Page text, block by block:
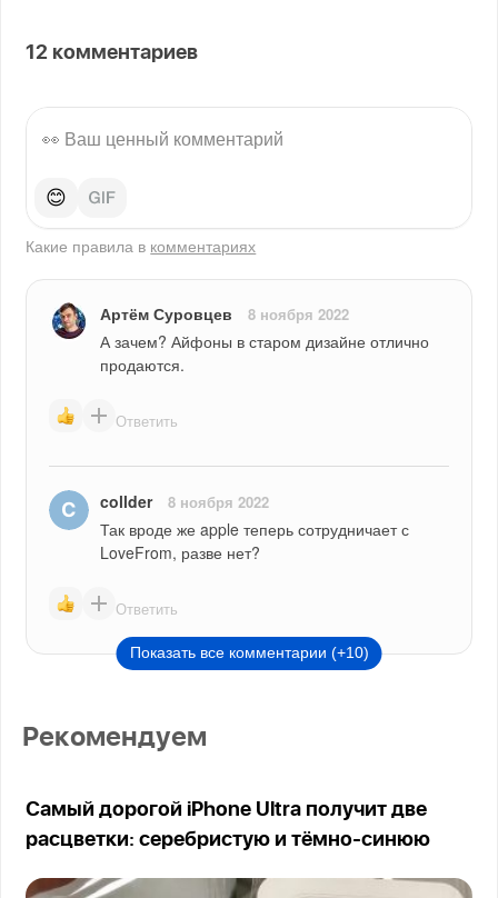
12 комментариев
😊
Какие правила в комментариях
Артём Суровцев 8 ноября 2022
А зачем? Айфоны в старом дизайне отлично
продаются.
Ответить
collder 8 ноября 2022
Так вроде же apple теперь сотрудничает с
LoveFrom, разве нет?
Ответить
Показать все комментарии (+10)
Рекомендуем
Самый дорогой iPhone Ultra получит две
расцветки: серебристую и тёмно-синюю